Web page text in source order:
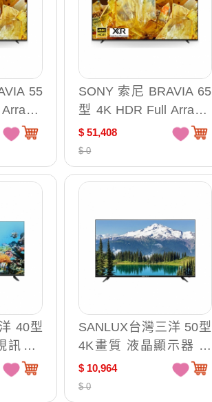
55
L
顯示
SONY 索尼 BRAVIA 65
型 4K HDR Full Array L
ED Google TV 液晶顯示
器 /台 XRM-65X90L
$ 51,408
$ 0
40型
訊盒 /
SANLUX台灣三洋 50型
4K畫質 液晶顯示器 無
視訊盒 /台 SMT-50AM3
$ 10,964
$ 0